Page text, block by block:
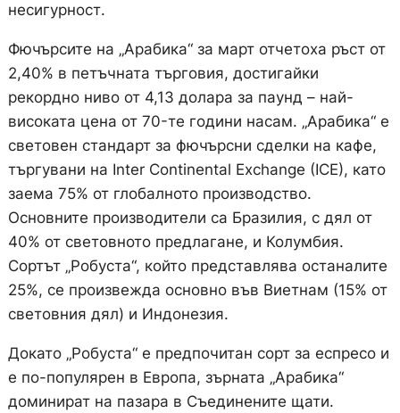
несигурност.
Фючърсите на „Арабика“ за март отчетоха ръст от
2,40% в петъчната търговия, достигайки
рекордно ниво от 4,13 долара за паунд – най-
високата цена от 70-те години насам. „Арабика“ е
световен стандарт за фючърсни сделки на кафе,
търгувани на Inter Continental Exchange (ICE), като
заема 75% от глобалното производство.
Основните производители са Бразилия, с дял от
40% от световното предлагане, и Колумбия.
Сортът „Робуста“, който представлява останалите
25%, се произвежда основно във Виетнам (15% от
световния дял) и Индонезия.
Докато „Робуста“ е предпочитан сорт за еспресо и
е по-популярен в Европа, зърната „Арабика“
доминират на пазара в Съединените щати.